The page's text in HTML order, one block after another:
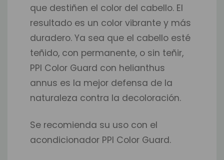
que destiñen el color del cabello. El
resultado es un color vibrante y más
duradero. Ya sea que el cabello esté
teñido, con permanente, o sin teñir,
PPI Color Guard con helianthus
annus es la mejor defensa de la
naturaleza contra la decoloración.
Se recomienda su uso con el
acondicionador PPI Color Guard.